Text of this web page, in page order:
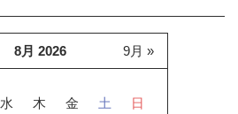
8月 2026
水 木 金 土 日
9月 »